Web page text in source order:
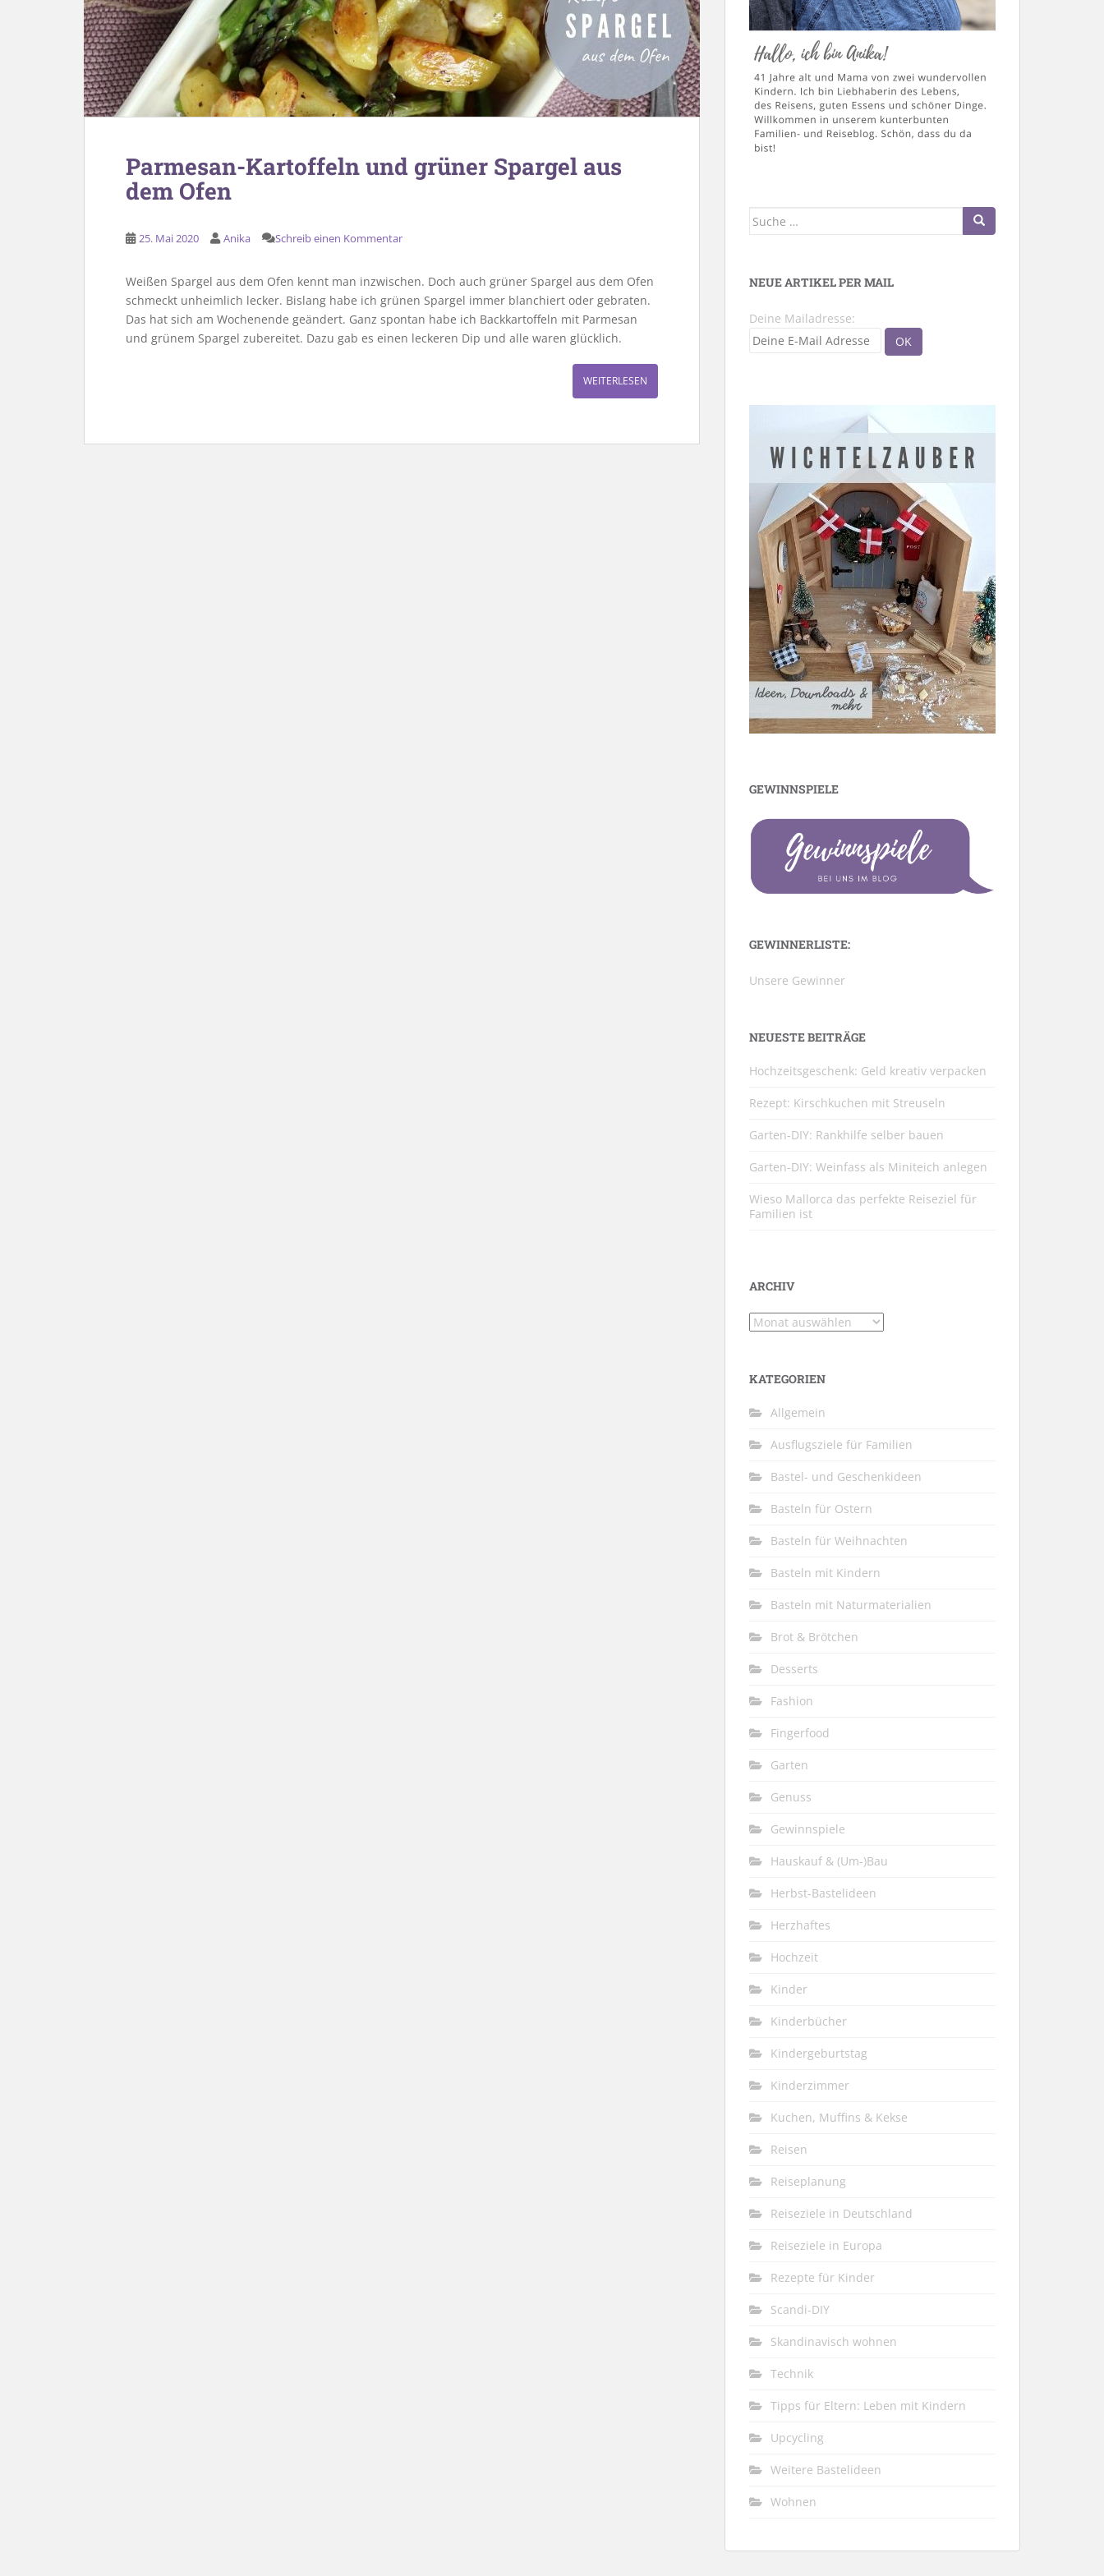
Parmesan-Kartoffeln und grüner Spargel aus
dem Ofen
25. Mai 2020 Anika Schreib einen Kommentar
Weißen Spargel aus dem Ofen kennt man inzwischen. Doch auch grüner Spargel aus dem Ofen
schmeckt unheimlich lecker. Bislang habe ich grünen Spargel immer blanchiert oder gebraten.
Das hat sich am Wochenende geändert. Ganz spontan habe ich Backkartoffeln mit Parmesan
und grünem Spargel zubereitet. Dazu gab es einen leckeren Dip und alle waren glücklich.
WEITERLESEN
Suche
NEUE ARTIKEL PER MAIL
Deine Mailadresse:
GEWINNSPIELE
GEWINNERLISTE:
Unsere Gewinner
NEUESTE BEITRÄGE
Hochzeitsgeschenk: Geld kreativ verpacken
Rezept: Kirschkuchen mit Streuseln
Garten-DIY: Rankhilfe selber bauen
Garten-DIY: Weinfass als Miniteich anlegen
Wieso Mallorca das perfekte Reiseziel für
Familien ist
ARCHIV
Archiv
KATEGORIEN
Allgemein
Ausflugsziele für Familien
Bastel- und Geschenkideen
Basteln für Ostern
Basteln für Weihnachten
Basteln mit Kindern
Basteln mit Naturmaterialien
Brot & Brötchen
Desserts
Fashion
Fingerfood
Garten
Genuss
Gewinnspiele
Hauskauf & (Um-)Bau
Herbst-Bastelideen
Herzhaftes
Hochzeit
Kinder
Kinderbücher
Kindergeburtstag
Kinderzimmer
Kuchen, Muffins & Kekse
Reisen
Reiseplanung
Reiseziele in Deutschland
Reiseziele in Europa
Rezepte für Kinder
Scandi-DIY
Skandinavisch wohnen
Technik
Tipps für Eltern: Leben mit Kindern
Upcycling
Weitere Bastelideen
Wohnen